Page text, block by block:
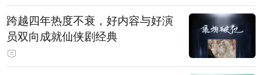
跨越四年热度不衰，好内容与好演
员双向成就仙侠剧经典